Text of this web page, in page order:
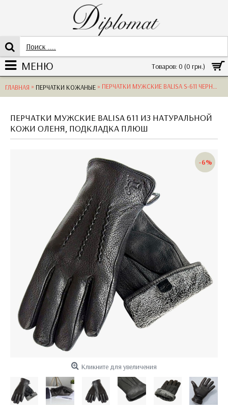
Товаров: 0 (0 грн.)
МЕНЮ
ГЛАВНАЯ » ПЕРЧАТКИ КОЖАНЫЕ » ПЕРЧАТКИ МУЖСКИЕ BALISA S-611 ЧЕРНЫЕ С НАТУРАЛЬНОЙ КОЖИ ОЛЕНЯ ПОДКЛАДКА ПЛЮШ DEER BLACK РАЗМЕРЫ 10-12
ПЕРЧАТКИ МУЖСКИЕ BALISA 611 ИЗ НАТУРАЛЬНОЙ
КОЖИ ОЛЕНЯ, ПОДКЛАДКА ПЛЮШ
-6%
Кликните для увеличения